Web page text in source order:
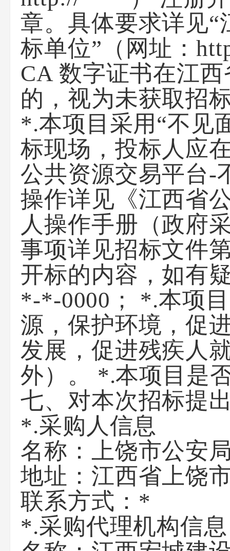
章。具体要求详见
标单位”（网址：
CA 数字证书在江
的，视为未获取招
*.本项目采用“不见
标现场，投标人应
公共资源交易平台-
操作详见《江西省
人操作手册（政府
事项详见招标文件
开标的内容，如有
*-*-0000； *.本项
源，保护环境，促
发展，促进残疾人
外）。 *.本项目是
七、对本次招标提
*.采购人信息
名称： 上饶市公安
地址： 江西省上饶
联系方式： *
*.采购代理机构信息